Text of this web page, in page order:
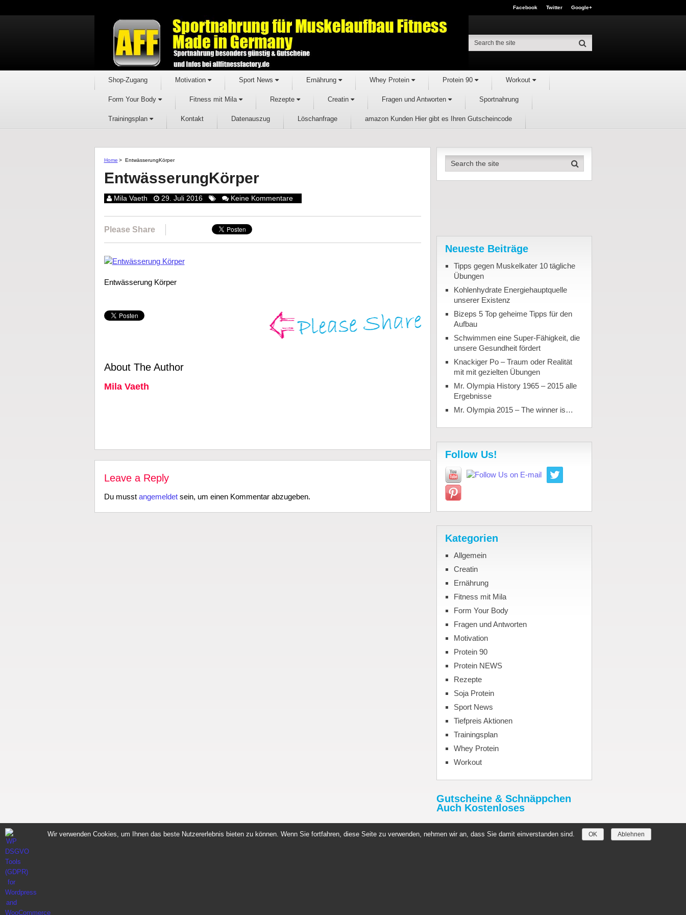
Facebook Twitter Google+
Shop-Zugang Motivation Sport News Ernährung Whey Protein Protein 90 Workout
Form Your Body Fitness mit Mila Rezepte Creatin Fragen und Antworten Sportnahrung
Trainingsplan Kontakt Datenauszug Löschanfrage amazon Kunden Hier gibt es Ihren Gutscheincode
Home > EntwässerungKörper
EntwässerungKörper
Mila Vaeth 29. Juli 2016 Keine Kommentare
Please Share
Entwässerung Körper
About The Author
Mila Vaeth
Leave a Reply
Du musst angemeldetsein, um einen Kommentar abzugeben.
Neueste Beiträge
Tipps gegen Muskelkater 10 tägliche
Übungen
Kohlenhydrate Energiehauptquelle
unserer Existenz
Bizeps 5 Top geheime Tipps für den
Aufbau
Schwimmen eine Super-Fähigkeit, die
unsere Gesundheit fördert
Knackiger Po – Traum oder Realität
mit mit gezielten Übungen
Mr. Olympia History 1965 – 2015 alle
Ergebnisse
Mr. Olympia 2015 – The winner is…
Follow Us!
Kategorien
Allgemein
Creatin
Ernährung
Fitness mit Mila
Form Your Body
Fragen und Antworten
Motivation
Protein 90
Protein NEWS
Rezepte
Soja Protein
Sport News
Tiefpreis Aktionen
Trainingsplan
Whey Protein
Workout
Gutscheine & Schnäppchen
Auch Kostenloses
RabattHimmel.de
Wir verwenden Cookies, um Ihnen das beste Nutzererlebnis bieten zu können. Wenn Sie fortfahren, diese Seite zu verwenden, nehmen wir an, dass Sie damit einverstanden sind. OK Ablehnen